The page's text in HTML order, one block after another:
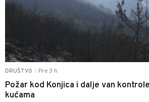
DRUŠTVO Pre 3 h
Požar kod Konjica i dalje van
kućama